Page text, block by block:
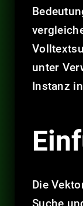
unter
Instanz
Die
Suche